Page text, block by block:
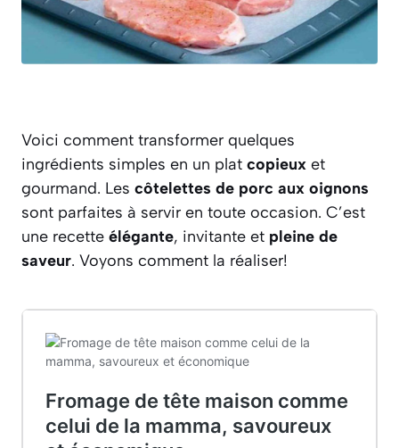
Voici comment transformer quelques
ingrédients simples en un plat copieux et
gourmand. Les côtelettes de porc aux oignons
sont parfaites à servir en toute occasion. C’est
une recette élégante, invitante et pleine de
saveur. Voyons comment la réaliser!